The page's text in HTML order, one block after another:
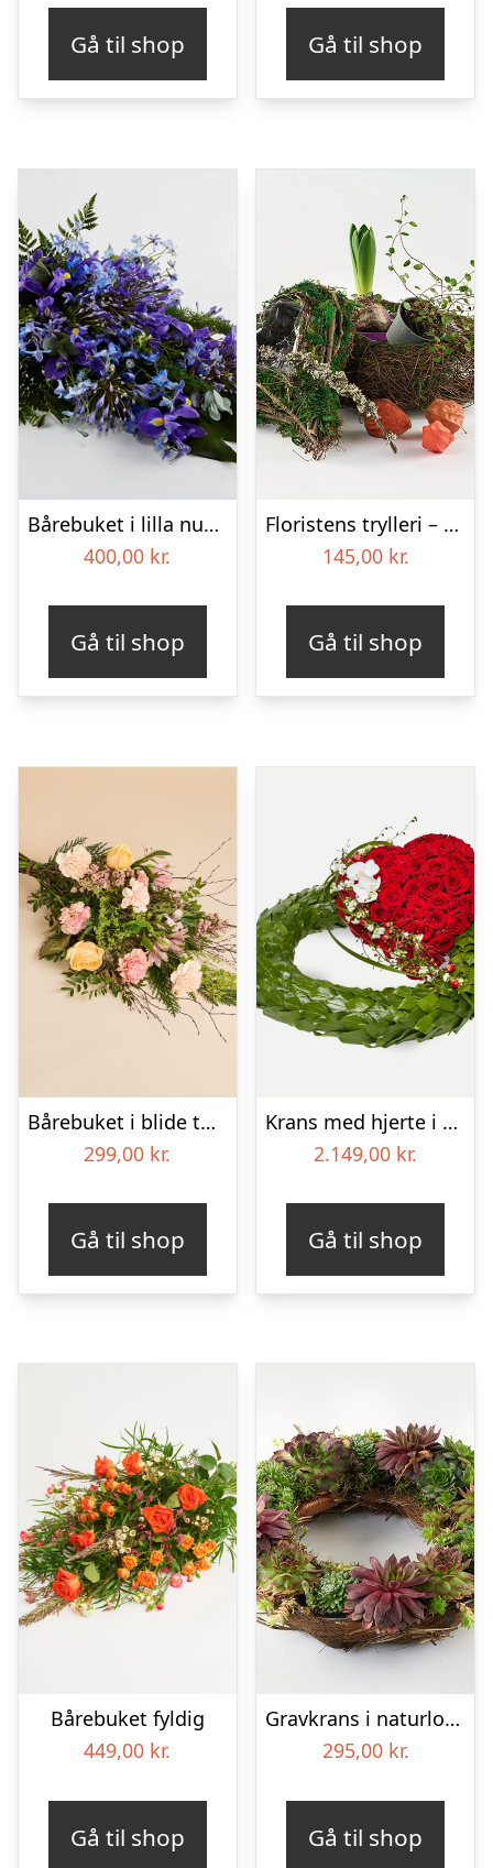
Gå til shop Gå til shop
Bårebuket i lilla nuancer – Blomster til begravelse
400,00 kr.
Gå til shop
Floristens trylleri – gravpynt – Blomster til begravelse
145,00 kr.
Gå til shop
Bårebuket i blide toner
299,00 kr.
Gå til shop
Krans med hjerte i klassisk stil – rød og hvid
2.149,00 kr.
Gå til shop
Bårebuket fyldig
449,00 kr.
Gå til shop
Gravkrans i naturlook – Blomster til begravelse
295,00 kr.
Gå til shop